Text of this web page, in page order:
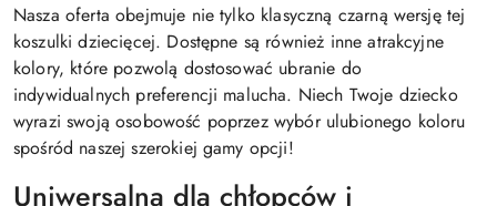
Nasza oferta obejmuje nie tylko klasyczną czarną wersję tej
koszulki dziecięcej. Dostępne są również inne atrakcyjne
kolory, które pozwolą dostosować ubranie do
indywidualnych preferencji malucha. Niech Twoje dziecko
wyrazi swoją osobowość poprzez wybór ulubionego koloru
spośród naszej szerokiej gamy opcji!
Uniwersalna dla chłopców i